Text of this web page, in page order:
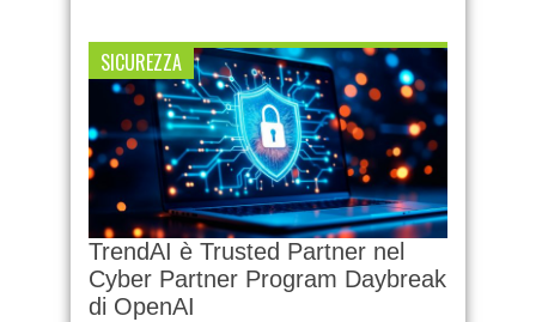
SICUREZZA
TrendAI è Trusted Partner nel
Cyber Partner Program Daybreak
di OpenAI